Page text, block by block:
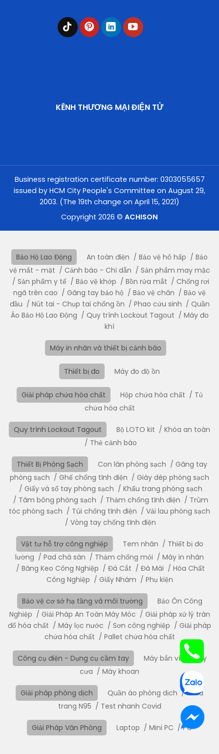
KÊNH THƯƠNG MẠI ĐIỆN TỬ
Business registration certificate number: 0303055657
issued by HCM City People's Committee on August 29,
2003. (The 19th change on April 15, 2021)
Copyright 2026 © ACHISON
Bảo Hộ Lao Động An toàn điện Bảo vệ hô hấp
Bảo
vệ mắt - mặt
Cảnh báo - Chỉ dẫn
Sản phẩm may mặc
Sản phẩm y tế
Bảo vệ khớp Bồn rửa mắt
Chống rơi
ngã trên cao
Găng tay bảo hộ Bảo vệ chân
Bảo vệ
đầu
Nút tai - Chụp tai chống ồn Phao cứu sinh
Quần
Áo Bảo Hộ Lao Động
Quy trình Lockout Tagout
Máy đo
khí
Máy in nhãn và thiết bị cảnh báo
Thiết bị đo Máy đo độ ồn
Giải pháp chứa hóa chất Hộp chứa hóa chất
Tủ
chứa hóa chất
Quy trình Lockout Tagout Bộ LOTO kit
Khóa an toàn
Thẻ cảnh báo
Thiết Bị Phòng Sạch Con lăn phòng sạch
Găng tay
phòng sạch
Ghế chống tĩnh điện
Giày dép phòng sạch
Giấy và sổ tay phòng sạch
Khẩu trang phòng sạch
Tăm bông phòng sạch
Thảm chống tĩnh điện
Trùm
tóc phòng sạch
Túi chống tĩnh điện
Vải lau phòng sạch
Vòng tay chống tĩnh điện
Vật tư hỗ trợ công nghiệp Tem nhãn
Thiết bị đo
lường
Pad chà sàn Thảm chống mỏi
Máy in nhãn
Băng Keo Công Nghiệp
Đá Cắt Đá Mài
Hóa Chất
Công Nghiệp
Giấy Nhám Phụ kiện
Bảo vệ cơ sở hạ tầng và môi trường
Bảo Ôn Công
Nghiệp
Giải Pháp An Toàn Máy Móc
Giải pháp xử lý tràn
đổ hóa chất
Máy lọc nước Sơn công nghiệp
Giải pháp
chứa hóa chất
Pallet chứa hóa chất
Công cụ điện - Dụng cụ cầm tay Máy bắn vít
Máy
cưa
Máy khoan
Giải pháp phòng dịch Quần áo phòng dịch
Khẩu
trang N95
Test nhanh Covid
Giải Pháp Văn Phòng Laptop Mini PC PC